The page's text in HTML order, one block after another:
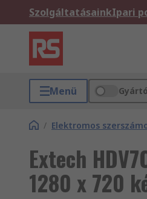
SzolgáltatásainkIpari
Menü
/ Elektromos
Extech
1280 x 720